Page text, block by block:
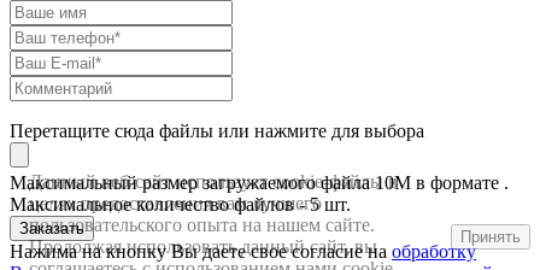
Перетащите сюда файлы или нажмите для выбора
Максимальный размер загружаемого файла 10M в формате .
Максимальное количество файлов - 5 шт.
Заказать
Нажима на кнопку Вы даете свое согласие на обработку
Данный веб-сайт использует cookie-файлы в
целях предоставления вам лучшего
пользовательского опыта на нашем сайте.
Продолжая использовать данный сайт, вы
Принять